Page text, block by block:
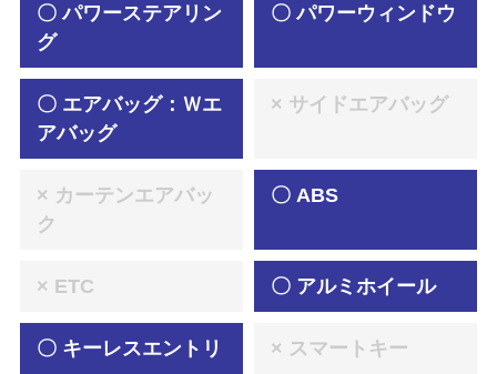
〇 パワーステアリン
グ
〇 パワーウィンドウ
〇 エアバッグ：Ｗエ
アバッグ
× サイドエアバッグ
× カーテンエアバッ
ク
〇 ABS
× ETC 〇 アルミホイール
〇 キーレスエントリ
× スマートキー